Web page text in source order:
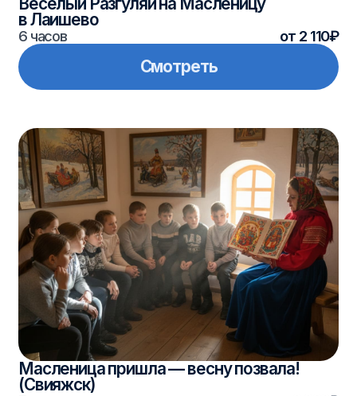
Масленица пришла — весну позвала!
(Свияжск)
7 часов от 2 980₽
Смотреть